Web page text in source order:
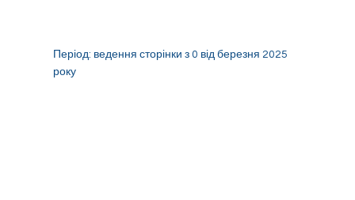
Період: ведення сторінки з 0 від березня 2025
року